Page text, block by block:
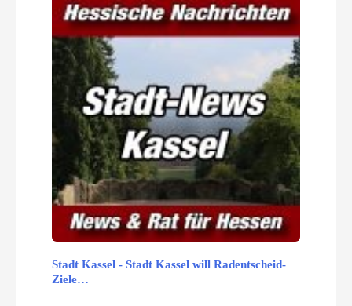
Stadt Kassel - Stadt Kassel will Radentscheid-
Ziele…